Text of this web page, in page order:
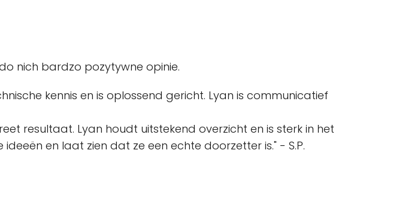
nich bardzo pozytywne opinie.
kennis en is oplossend gericht. Lyan is communicatief
resultaat. Lyan houdt uitstekend overzicht en is sterk in het
en laat zien dat ze een echte doorzetter is." - S.P.